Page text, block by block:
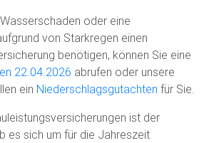
oder eine
von Starkregen einen
benötigen, können Sie eine
22.04.2026 abrufen oder unsere
ein Niederschlagsgutachten für Sie.
ist der
es sich um für die Jahreszeit